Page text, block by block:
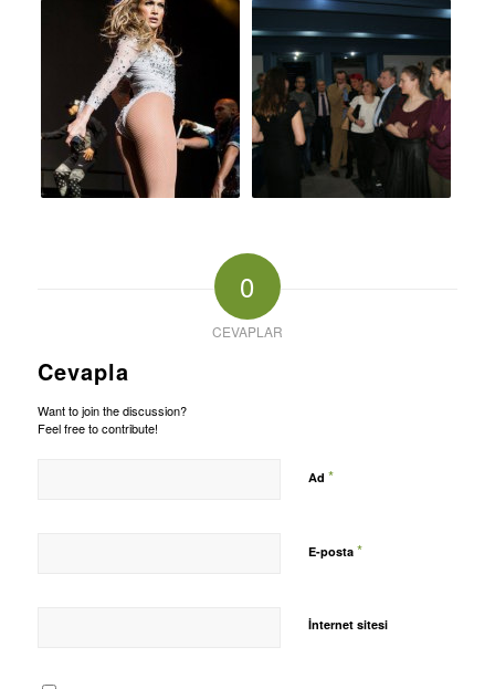
0
CEVAPLAR
Cevapla
Want to join the discussion?
Feel free to contribute!
Ad *
E-posta *
İnternet sitesi